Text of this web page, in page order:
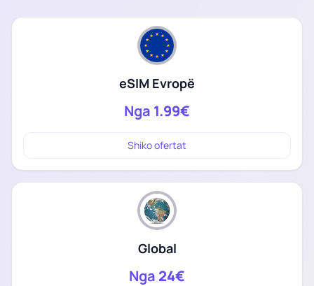
eSIM Evropë
Nga 1.99€
Shiko ofertat
Global
Nga 24€